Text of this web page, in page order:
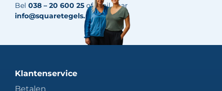
Bel 038 – 20 600 25 of mail naar
info@squaretegels.nl
Klantenservice
Betalen